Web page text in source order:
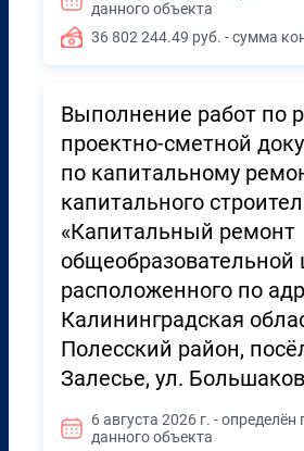
данного объекта
36 802 244.49 руб. - сумма
Выполнение работ по
проектно-сметной
по капитальному
капитального
«Капитальный ремонт
расположенного по
Калининградская
Полесский район,
Залесье, ул.
6 августа 2026 г. -
данного объекта